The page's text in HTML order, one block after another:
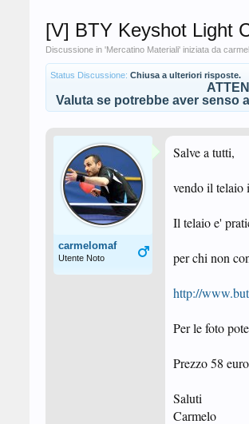
[V] BTY Keyshot Light
Discussione in 'Mercatino Materiali' iniziata da
Status Discussione: Chiusa a ulteriori risposte.
Valuta se potrebbe aver senso
carmelomaf
Utente Noto
Salve a tutti,
vendo il telaio
Il telaio e'
per chi non
http://
Per le foto
Prezzo 58
Saluti
Carmelo